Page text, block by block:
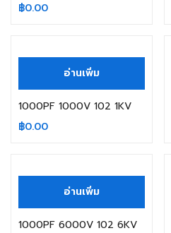
฿0.00
อ่านเพิ่ม
1000PF 1000V 102 1KV
฿0.00
อ่านเพิ่ม
1000PF 6000V 102 6KV